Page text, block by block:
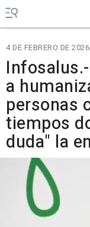
4 DE FEBRERO DE 2026
a
personas
tiempos
duda" la